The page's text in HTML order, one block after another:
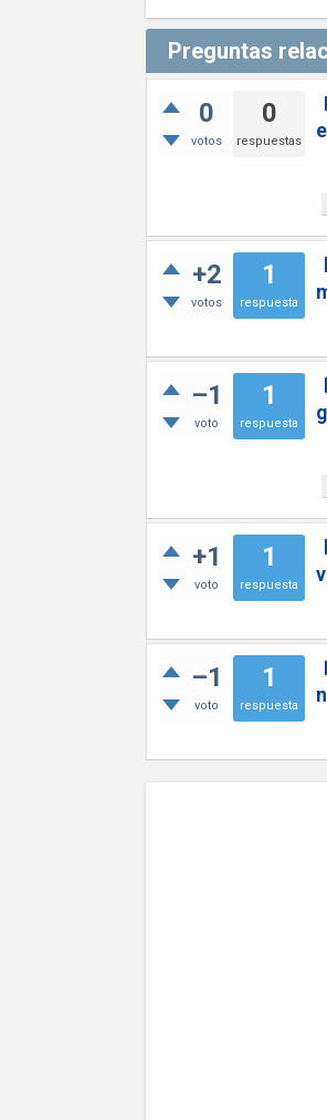
Preguntas
0
votos
0
respuestas
+2
votos
1
respuesta
–1
voto
1
respuesta
+1
voto
1
respuesta
–1
voto
1
respuesta